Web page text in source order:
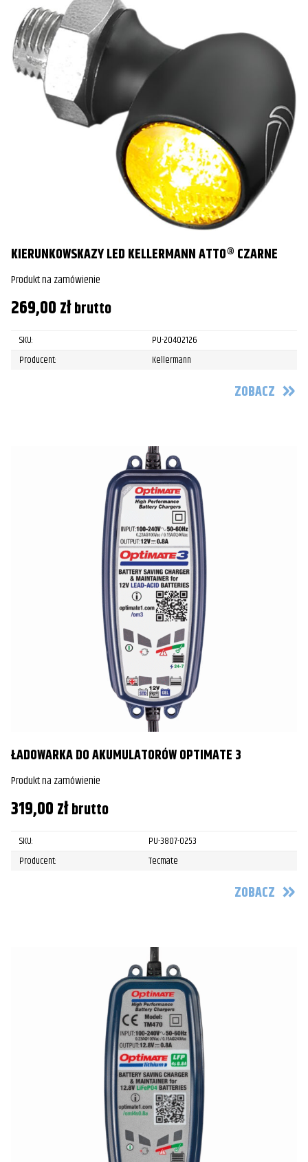
KIERUNKOWSKAZY LED KELLERMANN ATTO® CZARNE
Produkt na zamówienie
269,00złbrutto
SKU:
PU-20402126
Producent:
Kellermann
ZOBACZ
ŁADOWARKA DO AKUMULATORÓW OPTIMATE 3
Produkt na zamówienie
319,00złbrutto
SKU:
PU-3807-0253
Producent:
Tecmate
ZOBACZ